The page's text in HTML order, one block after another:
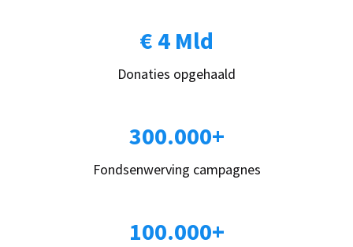
€ 4 Mld
Donaties opgehaald
300.000+
Fondsenwerving campagnes
100.000+